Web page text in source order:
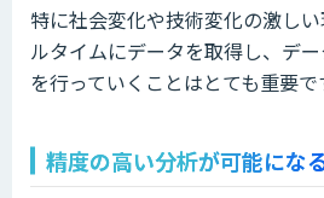
特に社会変化や技術変化の激し
ルタイムにデータを取得し、デ
を行っていくことはとても重要で
精度の高い分析が可能にな